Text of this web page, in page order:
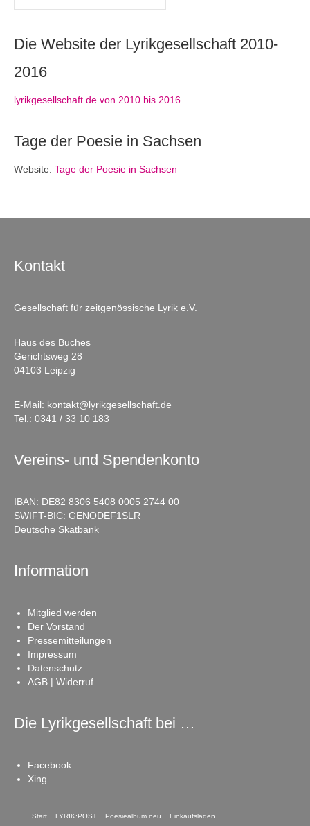
Die Website der Lyrikgesellschaft 2010-
2016
lyrikgesellschaft.de von 2010 bis 2016
Tage der Poesie in Sachsen
Website: Tage der Poesie in Sachsen
Kontakt
Gesellschaft für zeitgenössische Lyrik e.V.
Haus des Buches
Gerichtsweg 28
04103 Leipzig
E-Mail: kontakt@lyrikgesellschaft.de
Tel.: 0341 / 33 10 183
Vereins- und Spendenkonto
IBAN: DE82 8306 5408 0005 2744 00
SWIFT-BIC: GENODEF1SLR
Deutsche Skatbank
Information
Mitglied werden
Der Vorstand
Pressemitteilungen
Impressum
Datenschutz
AGB | Widerruf
Die Lyrikgesellschaft bei …
Facebook
Xing
Start LYRIK:POST Poesiealbum neu Einkaufsladen